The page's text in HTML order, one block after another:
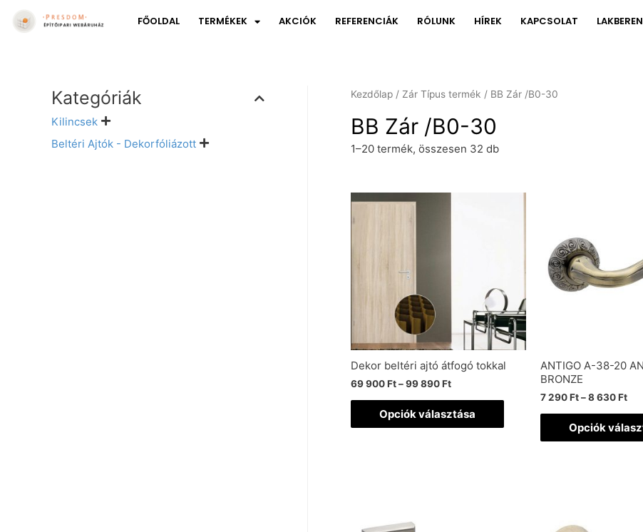
FŐOLDAL TERMÉKEK AKCIÓK REFERENCIÁK RÓLUNK HÍREK KAPCSOLAT
Kategóriák
Kilincsek
Beltéri Ajtók - Dekorfóliázott
Kezdőlap / Zár Típus termék / BB Zár /B0-30
BB Zár /B0-30
1–20 termék, összesen 32 db
Dekor beltéri ajtó átfogó tokkal
69 900Ft–99 890Ft
Opciók választása
ANTIGO A-38-20
BRONZE
7 290Ft–8 630Ft
Opciók